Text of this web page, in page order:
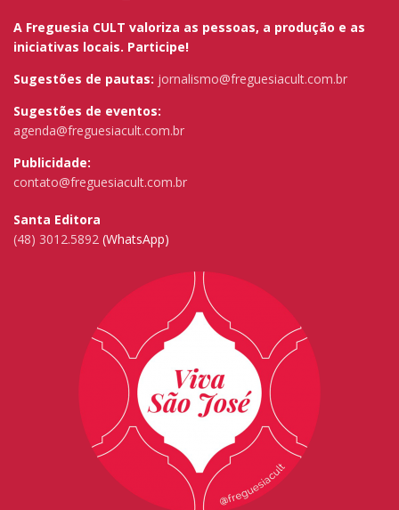
A Freguesia CULT valoriza as pessoas, a produção e as
iniciativas locais. Participe!
Sugestões de pautas: jornalismo@freguesiacult.com.br
Sugestões de eventos:
agenda@freguesiacult.com.br
Publicidade:
contato@freguesiacult.com.br
Santa Editora
(48) 3012.5892 (WhatsApp)